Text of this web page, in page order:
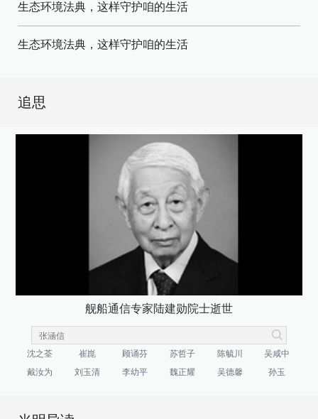
生态环境法典，这样守护咱的生活
生态环境法典，这样守护咱的生活
追思
舰船通信专家陆建勋院士逝世
沈之荃 崔崑 顾诵芬 苏哲子 陈毓川
吴咸中
戴汝为
刘玉清 李幼平 魏正耀 吴德馨 孙玉